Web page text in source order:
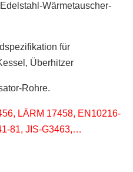
Wärmetauscher-
für
Überhitzer
Rohre.
LÄRM 17458, EN10216-
81, JIS-G3463,…